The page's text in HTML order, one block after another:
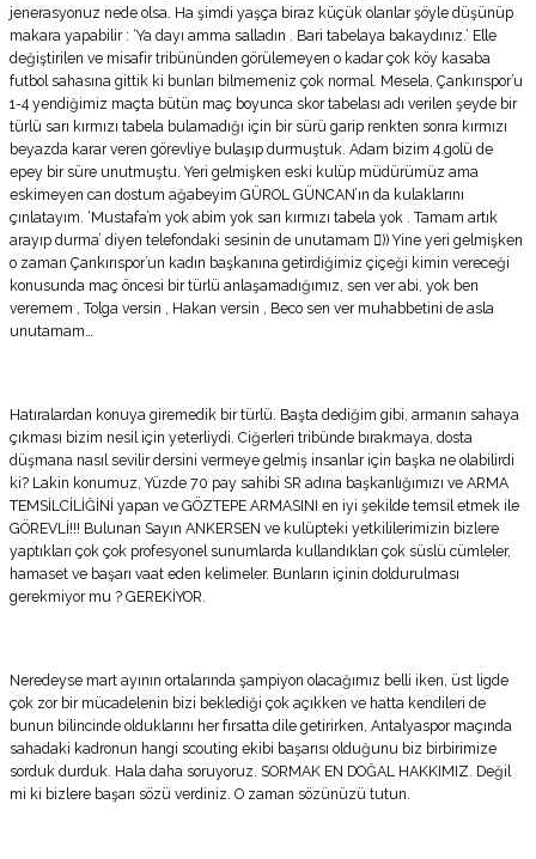
jenerasyonuz nede olsa. Ha şimdi yaşça biraz küçük olanlar şöyle düşünüp
makara yapabilir : ‘Ya dayı amma salladın . Bari tabelaya bakaydınız.’ Elle
değiştirilen ve misafir tribününden görülemeyen o kadar çok köy kasaba
futbol sahasına gittik ki bunları bilmemeniz çok normal. Mesela, Çankırıspor’u
1-4 yendiğimiz maçta bütün maç boyunca skor tabelası adı verilen şeyde bir
türlü sarı kırmızı tabela bulamadığı için bir sürü garip renkten sonra kırmızı
beyazda karar veren görevliye bulaşıp durmuştuk. Adam bizim 4.golü de
epey bir süre unutmuştu. Yeri gelmişken eski kulüp müdürümüz ama
eskimeyen can dostum ağabeyim GÜROL GÜNCAN’ın da kulaklarını
çınlatayım. ‘Mustafa’m yok abim yok sarı kırmızı tabela yok . Tamam artık
arayıp durma’ diyen telefondaki sesinin de unutamam )) Yine yeri gelmişken
o zaman Çankırıspor’un kadın başkanına getirdiğimiz çiçeği kimin vereceği
konusunda maç öncesi bir türlü anlaşamadığımız, sen ver abi, yok ben
veremem , Tolga versin , Hakan versin , Beco sen ver muhabbetini de asla
unutamam…
Hatıralardan konuya giremedik bir türlü. Başta dediğim gibi, armanın sahaya
çıkması bizim nesil için yeterliydi. Ciğerleri tribünde bırakmaya, dosta
düşmana nasıl sevilir dersini vermeye gelmiş insanlar için başka ne olabilirdi
ki? Lakin konumuz, Yüzde 70 pay sahibi SR adına başkanlığımızı ve ARMA
TEMSİLCİLİĞİNİ yapan ve GÖZTEPE ARMASINI en iyi şekilde temsil etmek ile
GÖREVLİ!!! Bulunan Sayın ANKERSEN ve kulüpteki yetkililerimizin bizlere
yaptıkları çok çok profesyonel sunumlarda kullandıkları çok süslü cümleler,
hamaset ve başarı vaat eden kelimeler. Bunların içinin doldurulması
gerekmiyor mu ? GEREKİYOR.
Neredeyse mart ayının ortalarında şampiyon olacağımız belli iken, üst ligde
çok zor bir mücadelenin bizi beklediği çok açıkken ve hatta kendileri de
bunun bilincinde olduklarını her fırsatta dile getirirken, Antalyaspor maçında
sahadaki kadronun hangi scouting ekibi başarısı olduğunu biz birbirimize
sorduk durduk. Hala daha soruyoruz. SORMAK EN DOĞAL HAKKIMIZ. Değil
mi ki bizlere başarı sözü verdiniz. O zaman sözünüzü tutun.